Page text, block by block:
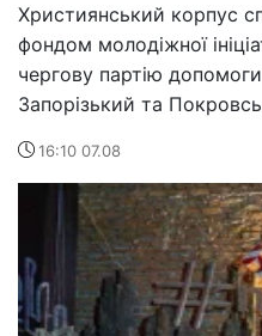
Християнський корпус
фондом молодіжної
чергову партію
Запорізький та
16:10 07.08